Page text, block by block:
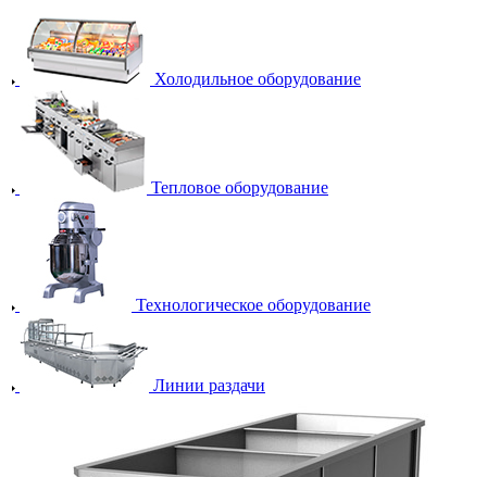
Холодильное оборудование
Тепловое оборудование
Технологическое оборудование
Линии раздачи